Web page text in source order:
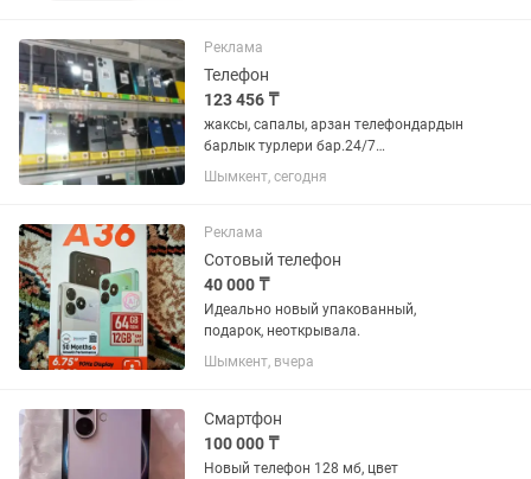
Реклама
Телефон
123 456 ₸
жаксы, сапалы, арзан телефондардын
барлык турлери бар.24/7
Кабарлассаныздар болады
Шымкент, сегодня
Реклама
Сотовый телефон
40 000 ₸
Идеально новый упакованный,
подарок, неоткрывала.
Шымкент, вчера
Смартфон
100 000 ₸
Новый телефон 128 мб, цвет